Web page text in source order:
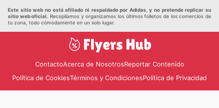
constante aparición deAdidas ad this weekyAdidas
sales this weeksubraya el compromiso de la marca con
ofrecer valor y accesibilidad a su comunidad en
Colombia. Estar informado sobre los Adidas flyers
les permite a los consumidores disfrutar
de los beneficios de la calidad y la innovación de Adidas
mientras ahorran de manera inteligente. Stay up to date
with Adidas's weekly ads and enjoy exclusive savings
every day.
Este sitio web no está afiliado ni respaldado por Adidas, y no pretende replicar su
sitio web oficial. Recopilamos y organizamos los últimos folletos de los comercios de
tu zona, todo cómodamente en un solo lugar.
ContactoAcerca de NosotrosReportar Contenido
Política de CookiesTérminos y CondicionesPolítica de Privacidad